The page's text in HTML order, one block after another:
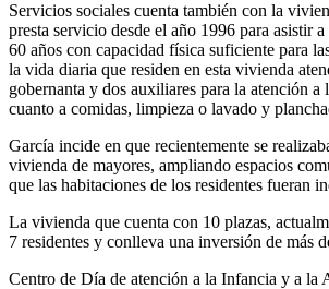
Servicios sociales cuenta también con la
presta servicio desde el año 1996 para asistir
60 años con capacidad física suficiente para
la vida diaria que residen en esta vivienda
gobernanta y dos auxiliares para la atención a
cuanto a comidas, limpieza o lavado y
García incide en que recientemente se
vivienda de mayores, ampliando espacios
que las habitaciones de los residentes fueran
La vivienda que cuenta con 10 plazas,
7 residentes y conlleva una inversión de más
Centro de Día de atención a la Infancia y a la